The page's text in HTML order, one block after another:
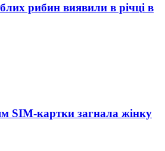
рибин виявили в річці в
SIM-картки загнала жінку